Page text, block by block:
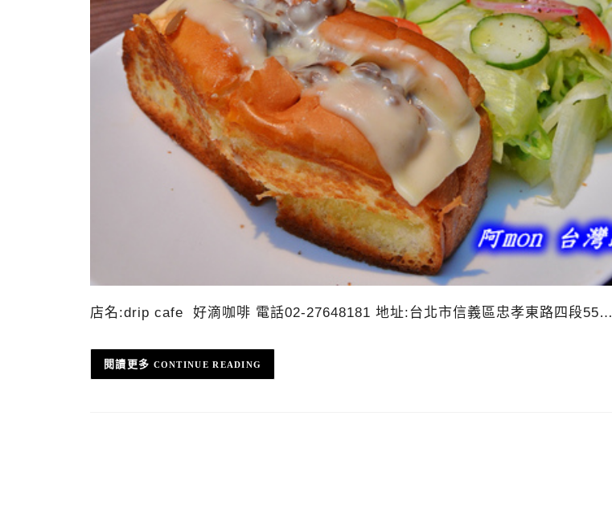
店名:drip cafe 好滴咖啡 電話02-27648181 地址:台北市信義區忠孝東路四段55…
CONTINUE READING